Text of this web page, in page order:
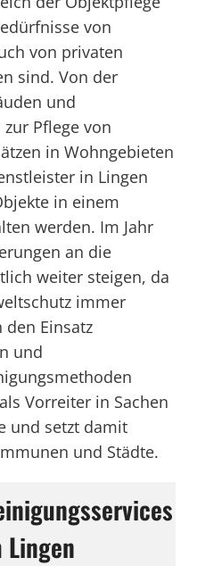
von
von privaten
sind. Von der
und
Pflege von
in Wohngebieten
in Lingen
in einem
werden. Im Jahr
an die
weiter steigen, da
immer
Einsatz
und
Vorreiter in Sachen
und setzt damit
und Städte.